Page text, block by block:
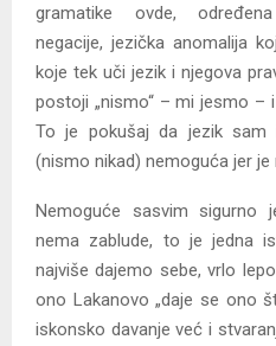
gramatike ovde,
negacije, jezička anomalija
koje tek uči jezik i njegova
postoji „nismo“ – mi jesmo
To je pokušaj da jezik sam
(nismo nikad) nemoguća jer je
Nemoguće sasvim sigurno
nema zablude, to je jedna
najviše dajemo sebe, vrlo
ono Lakanovo „daje se ono
iskonsko davanje već i